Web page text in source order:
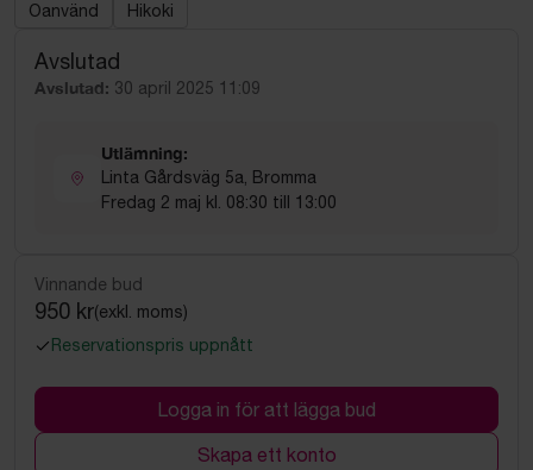
Oanvänd Hikoki
Avslutad
Avslutad: 30 april 2025 11:09
Utlämning:
Linta Gårdsväg 5a, Bromma
Fredag 2 maj kl. 08:30 till 13:00
Vinnande bud
950 kr(exkl. moms)
Reservationspris uppnått
Logga in för att lägga bud
Skapa ett konto